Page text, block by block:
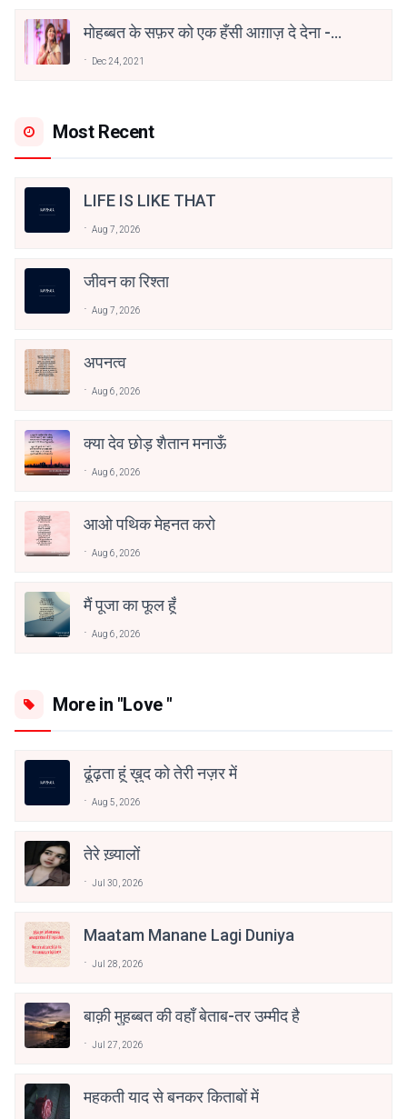
मोहब्बत के सफ़र को एक हँसी आग़ाज़ दे देना -
Dec 24, 2021
Most Recent
LIFE IS LIKE THAT
Aug 7, 2026
जीवन का रिश्ता
Aug 7, 2026
अपनत्व
Aug 6, 2026
क्या देव छोड़ शैतान मनाऊँ
Aug 6, 2026
आओ पथिक मेहनत करो
Aug 6, 2026
मैं पूजा का फूल हूँ
Aug 6, 2026
More in "Love "
ढूंढ़ता हूं ख़ुद को तेरी नज़र में
Aug 5, 2026
तेरे ख़्यालों
Jul 30, 2026
Maatam Manane Lagi Duniya
Jul 28, 2026
बाक़ी मुहब्बत की वहाँ बेताब-तर उम्मीद है
Jul 27, 2026
महकती याद से बनकर किताबों में